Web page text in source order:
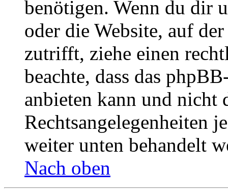
benötigen. Wenn du dir
oder die Website, auf
zutrifft, ziehe einen
beachte, dass das
anbieten kann und nicht
Rechtsangelegenheiten
weiter unten behandelt
Nach oben